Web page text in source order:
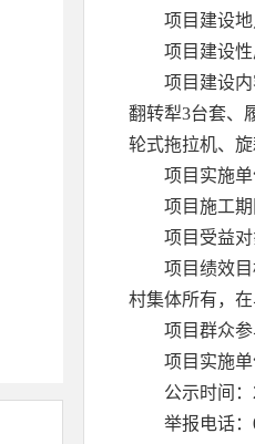
项目建设
项目建设
项目建设
翻转犁3台套、
轮式拖拉机、
项目实施
项目施工
项目受益
项目绩效
村集体所有，
项目群众
项目实施
公示时间
举报电话